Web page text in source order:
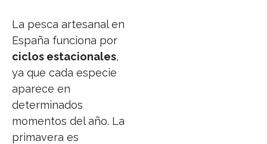
La pesca artesanal en
España funciona por
ciclos estacionales,
ya que cada especie
aparece en
determinados
momentos del año. La
primavera es